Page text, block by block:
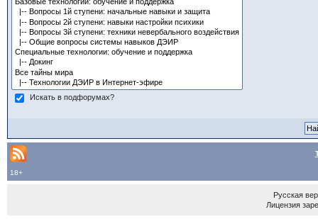
Искать в подфорумах?
18+
Русская
Лицензия